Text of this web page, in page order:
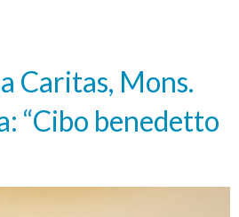
Caritas, Mons.
“Cibo benedetto